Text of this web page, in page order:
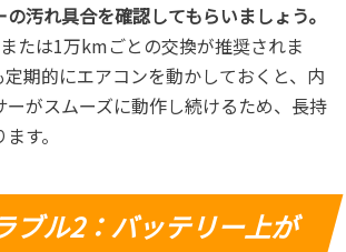
汚れ具合を確認してもらいましょう。
たは1万kmごとの交換が推奨されま
期的にエアコンを動かしておくと、内
がスムーズに動作し続けるため、長持
す。
ブル2：バッテリー上が